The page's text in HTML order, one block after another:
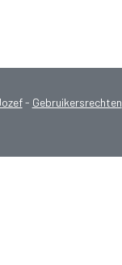
- Gebruikersrechten